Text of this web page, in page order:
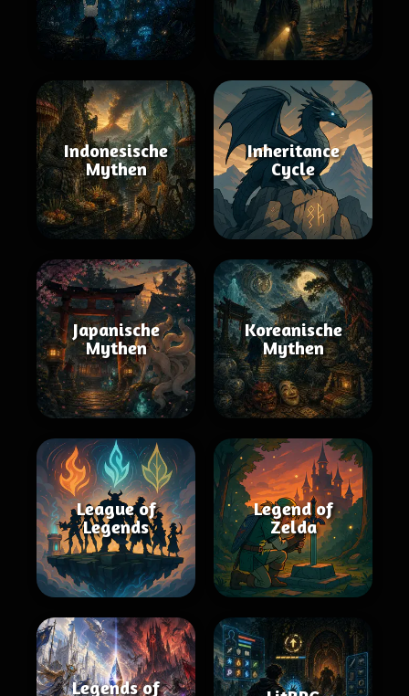
Indonesische
Mythen
Inheritance
Cycle
Japanische
Mythen
Koreanische
Mythen
League of
Legends
Legend of
Zelda
Legends of